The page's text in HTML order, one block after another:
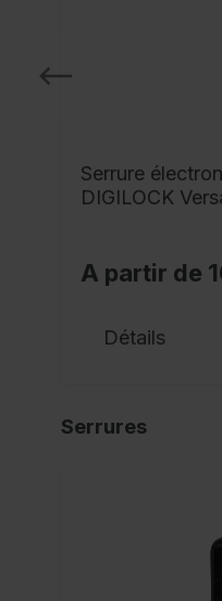
Serrure
DIGILOCK
A partir de
Détails
Serrures